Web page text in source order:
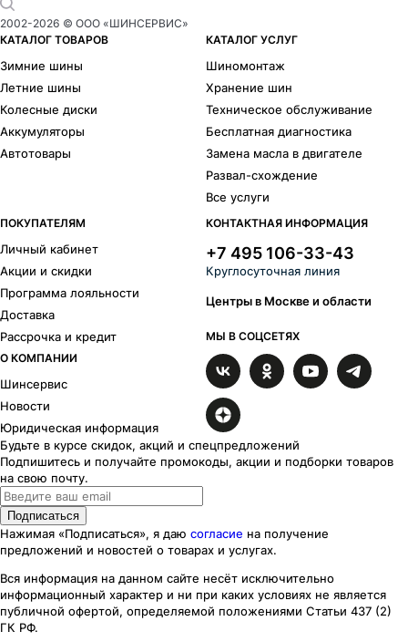
2002-2026 © ООО «ШИНСЕРВИС»
КАТАЛОГ ТОВАРОВ
Зимние шины
Летние шины
Колесные диски
Аккумуляторы
Автотовары
КАТАЛОГ УСЛУГ
Шиномонтаж
Хранение шин
Техническое обслуживание
Бесплатная диагностика
Замена масла в двигателе
Развал-схождение
Все услуги
ПОКУПАТЕЛЯМ
Личный кабинет
Акции и скидки
Программа лояльности
Доставка
Рассрочка и кредит
О КОМПАНИИ
Шинсервис
Новости
Юридическая информация
КОНТАКТНАЯ ИНФОРМАЦИЯ
+7 495 106-33-43
Круглосуточная линия
Центры в Москве и области
МЫ В СОЦСЕТЯХ
Будьте в курсе скидок, акций и спецпредложений
Подпишитесь и получайте промокоды, акции и подборки товаров
на свою почту.
Подписаться
Нажимая «Подписаться», я даю согласие на получение
предложений и новостей о товарах и услугах.
Вся информация на данном сайте несёт исключительно
информационный характер и ни при каких условиях не является
публичной офертой, определяемой положениями Статьи 437 (2)
ГК РФ.